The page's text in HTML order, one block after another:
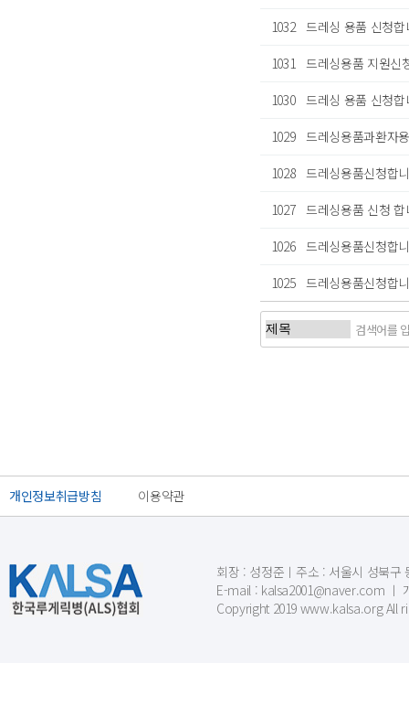
1032 드레싱 용품 신청합
1031 드레싱용품 지원신
1030 드레싱 용품 신청합
1029 드레싱용품과환자
1028 드레싱용품신청합
1027 드레싱용품 신청 합
1026 드레싱용품신청합
1025 드레싱용품신청합
개인정보취급방침 이용약관
회장 : 성정준ㅣ주소 : 서울시 성북구
E-mail : kalsa2001@naver.com ㅣ
Copyright 2019 www.kalsa.org All